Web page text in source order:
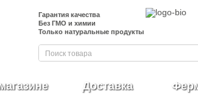
Гарантия качества
Без ГМО и химии
Только натуральные продукты
Доставка